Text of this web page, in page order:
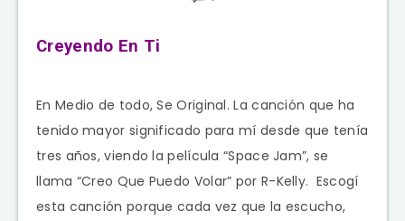
Creyendo En Ti
En Medio de todo, Se Original. La canción que ha
tenido mayor significado para mí desde que tenía
tres años, viendo la película “Space Jam”, se
llama “Creo Que Puedo Volar” por R-Kelly. Escogí
esta canción porque cada vez que la escucho,